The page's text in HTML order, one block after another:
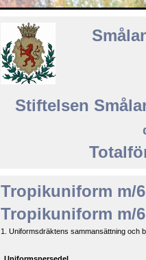
Stiftelsen
Tropikuniform m/
Tropikuniform m/
1. Uniformsdräktens sammansättning och